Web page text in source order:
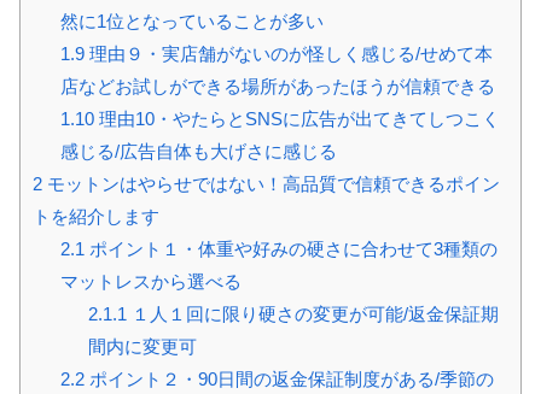
然に1位となっていることが多い
1.9理由９・実店舗がないのが怪しく感じる/せめて本
店などお試しができる場所があったほうが信頼できる
1.10理由10・やたらとSNSに広告が出てきてしつこく
感じる/広告自体も大げさに感じる
2 モットンはやらせではない！高品質で信頼できるポイン
トを紹介します
2.1 ポイント１・体重や好みの硬さに合わせて3種類の
マットレスから選べる
2.1.1 １人１回に限り硬さの変更が可能/返金保証期
間内に変更可
2.2ポイント２・90日間の返金保証制度がある/季節の